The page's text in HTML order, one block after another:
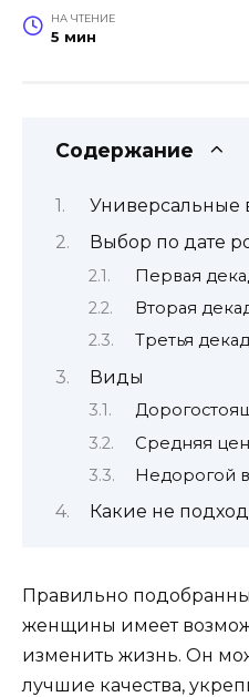
НА ЧТЕНИЕ
5 мин
Содержание
Универсальные
Выбор по дате
Первая
Вторая
Третья
Виды
Средняя
Недорогой
Какие не
Правильно
женщины имеет
изменить жизнь. Он
лучшие качества,